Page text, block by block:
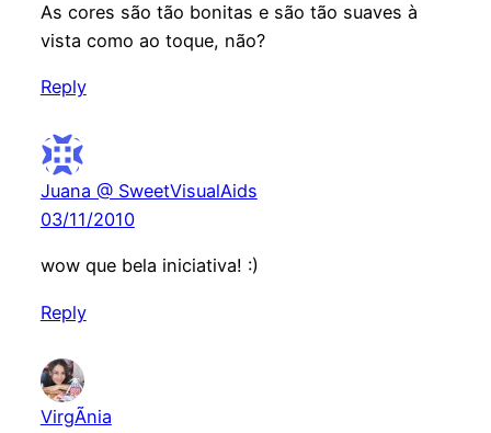
As cores são tão bonitas e são tão suaves à
vista como ao toque, não?
Reply
Juana @ SweetVisualAids
03/11/2010
wow que bela iniciativa! :)
Reply
VirgÃ­nia